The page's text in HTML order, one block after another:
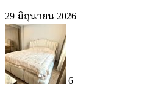
29 มิถุนายน 2026
6